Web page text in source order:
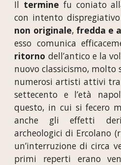
Il termine fu coniato
con intento
non originale, fredda e
esso comunica
ritorno dell’antico e la
nuovo classicismo,
numerosi artisti attivi tra
settecento e l’età
questo, in cui si fecero
anche gli effetti
archeologici di Ercolano
un’interruzione di circa
primi reperti erano